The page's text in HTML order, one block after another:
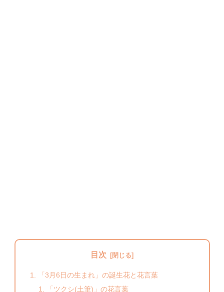
目次
「3月6日の生まれ」の誕生花と花言葉
「ツクシ(土筆)」の花言葉